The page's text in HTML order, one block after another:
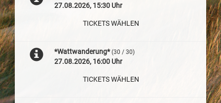
27.08.2026, 15:30 Uhr
TICKETS WÄHLEN
*Wattwanderung* (30 / 30)
27.08.2026, 16:00 Uhr
TICKETS WÄHLEN